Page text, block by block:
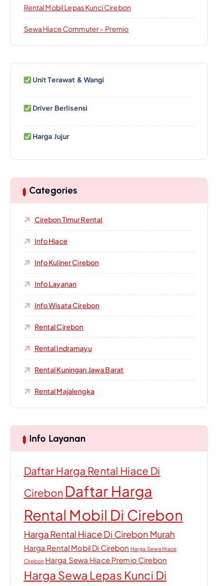
Rental Mobil Lepas Kunci Cirebon
Sewa Hiace Commuter – Premio
Unit Terawat & Wangi
Driver Berlisensi
Harga Jujur
Categories
Cirebon Timur Rental
Info Hiace
Info Kuliner Cirebon
Info Layanan
Info Wisata Cirebon
Rental Cirebon
Rental Indramayu
Rental Kuningan Jawa Barat
Rental Majalengka
Info Layanan
Daftar Harga Rental Hiace Di
Cirebon Daftar Harga
Rental Mobil Di Cirebon
Harga Rental Hiace Di Cirebon Murah
Harga Rental Mobil Di Cirebon Harga Sewa Hiace
Cirebon Harga Sewa Hiace Premio Cirebon
Harga Sewa Lepas Kunci Di